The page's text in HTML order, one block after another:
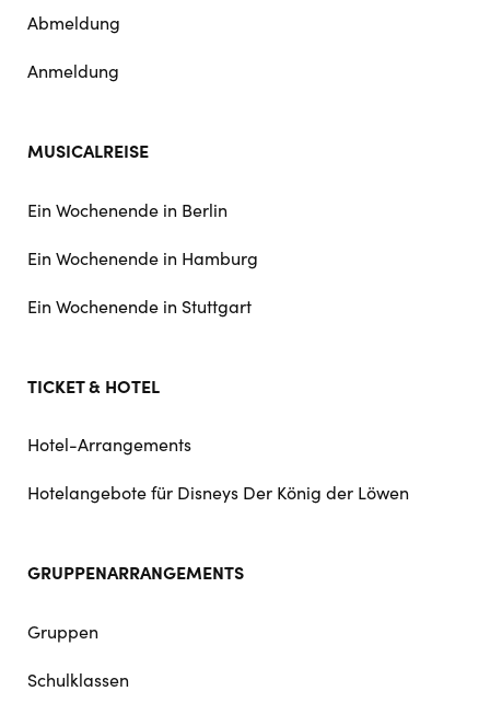
Abmeldung
Anmeldung
MUSICALREISE
Ein Wochenende in Berlin
Ein Wochenende in Hamburg
Ein Wochenende in Stuttgart
TICKET & HOTEL
Hotel-Arrangements
Hotelangebote für Disneys Der König der Löwen
GRUPPENARRANGEMENTS
Gruppen
Schulklassen